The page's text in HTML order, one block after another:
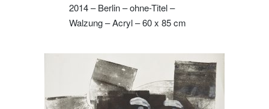
2014 – Berlin – ohne-Titel –
Walzung – Acryl – 60 x 85 cm